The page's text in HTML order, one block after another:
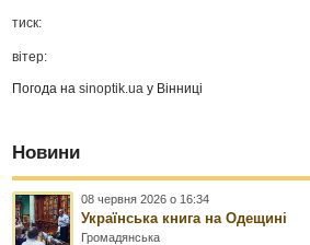
тиск:
вітер:
Погода наsinoptik.ua у Вінниці
Новини
08 червня 2026 о 16:34
Українська книга на Одещині
Громадянська